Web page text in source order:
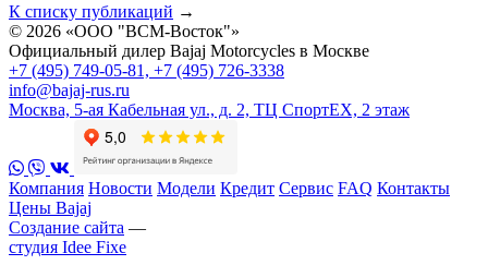
К списку публикаций →
© 2026 «ООО "ВСМ-Восток"»
Официальный дилер Bajaj Motorcycles в Москве
+7 (495) 749-05-81, +7 (495) 726-3338
info@bajaj-rus.ru
Москва, 5-ая Кабельная ул., д. 2, ТЦ СпортЕХ, 2 этаж
Компания Новости Модели Кредит Сервис FAQ Контакты
Цены Bajaj
Создание сайта —
студия Idee Fixe